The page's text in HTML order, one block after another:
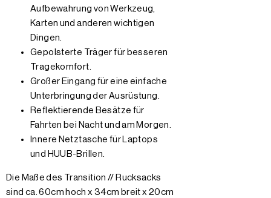
Aufbewahrung von Werkzeug,
Karten und anderen wichtigen
Dingen.
Gepolsterte Träger für besseren
Tragekomfort.
Großer Eingang für eine einfache
Unterbringung der Ausrüstung.
Reflektierende Besätze für
Fahrten bei Nacht und am Morgen.
Innere Netztasche für Laptops
und HUUB-Brillen.
Die Maße des Transition // Rucksacks
sind ca. 60cm hoch x 34cm breit x 20cm